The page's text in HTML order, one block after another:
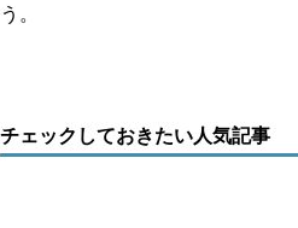
う。
チェックしておきたい人気記事